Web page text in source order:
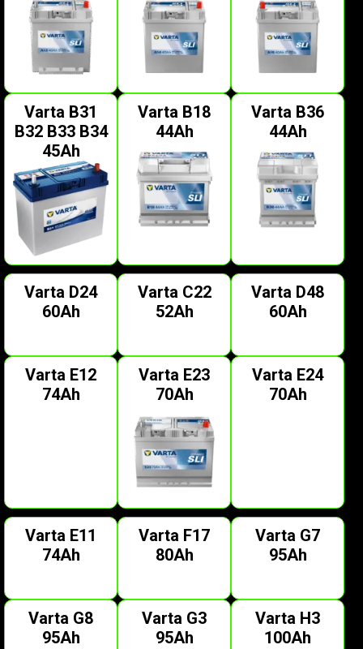
Varta B31
B32 B33 B34
45Ah
Varta B18
44Ah
Varta B36
44Ah
Varta D24
60Ah
Varta C22
52Ah
Varta D48
60Ah
Varta E12
74Ah
Varta E23
70Ah
Varta E24
70Ah
Varta E11
74Ah
Varta F17
80Ah
Varta G7
95Ah
Varta G8
95Ah
Varta G3
95Ah
Varta H3
100Ah